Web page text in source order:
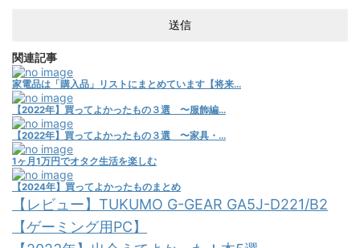
関連記事
家電品は「購入品」リストにまとめています【将来...
【2022年】買ってよかったもの３選 〜服飾編...
【2022年】買ってよかったもの３選 〜家具・...
1ヶ月1万円でオタク生活を楽しむ
【2024年】買ってよかったものまとめ
【レビュー】TUKUMO G-GEAR GA5J-D221/B2
【ゲーミング用PC】